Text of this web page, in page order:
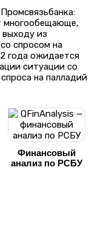
многообещающе,
выходу из
спросом на
года ожидается
ситуации со
на палладий
Финансовый
анализ по РСБУ